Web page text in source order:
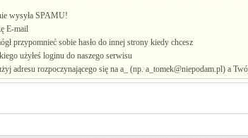
wysyła SPAMU!
E-mail
przypomnieć sobie hasło do innej strony kiedy chcesz
użyłeś loginu do naszego serwisu
adresu rozpoczynającego się na a_ (np. a_tomek@niepodam.pl) a